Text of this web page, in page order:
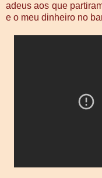
adeus aos que
e o meu dinheiro no